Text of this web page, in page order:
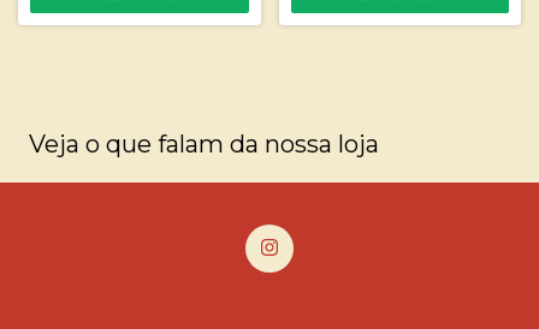
Veja o que falam da nossa loja